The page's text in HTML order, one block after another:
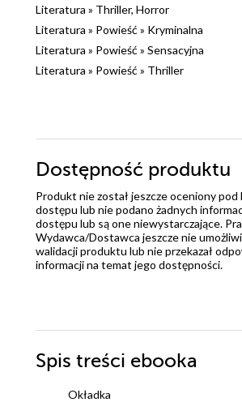
Literatura » Thriller, Horror
Literatura » Powieść » Kryminalna
Literatura » Powieść » Sensacyjna
Literatura » Powieść » Thriller
Dostępność produktu
Produkt nie został jeszcze oceniony pod
dostępu lub nie podano żadnych
dostępu lub są one niewystarczające.
Wydawca/Dostawca jeszcze nie
walidacji produktu lub nie przekazał
informacji na temat jego dostępności.
Spis treści ebooka
Okładka